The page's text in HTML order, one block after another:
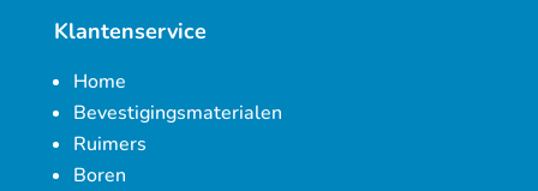
Klantenservice
Home
Bevestigingsmaterialen
Ruimers
Boren